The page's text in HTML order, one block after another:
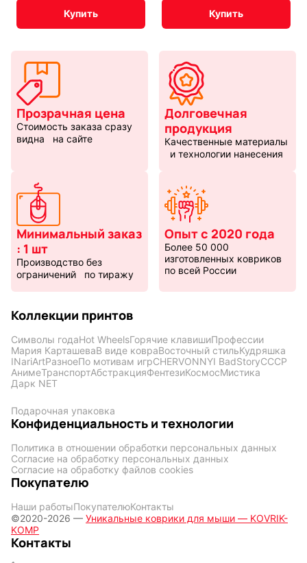
Купить Купить
Прозрачная цена
Стоимость заказа сразу
видна на сайте
Долговечная
продукция
Качественные материалы
и технологии нанесения
Минимальный заказ
: 1 шт
Производство без
ограничений по тиражу
Опыт с 2020 года
Более 50 000
изготовленных ковриков
по всей России
Коллекции принтов
Символы годаHot WheelsГорячие клавишиПрофессии
Мария КарташеваВ виде ковраВосточный стильКудряшка
INariArtРазноеПо мотивам игрCHERVONNYI BadStoryСССР
АнимеТранспортАбстракцияФентезиКосмосМистика
Дарк NET
Подарочная упаковка
Конфиденциальность и технологии
Политика в отношении обработки персональных данных
Согласие на обработку персональных данных
Согласие на обработку файлов cookies
Покупателю
Наши работыПокупателюКонтакты
©2020-2026 — Уникальные коврики для мыши — KOVRIK-
KOMP
Контакты